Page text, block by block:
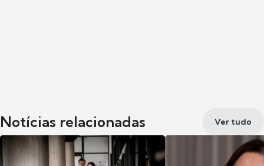
Notícias relacionadas Ver tudo